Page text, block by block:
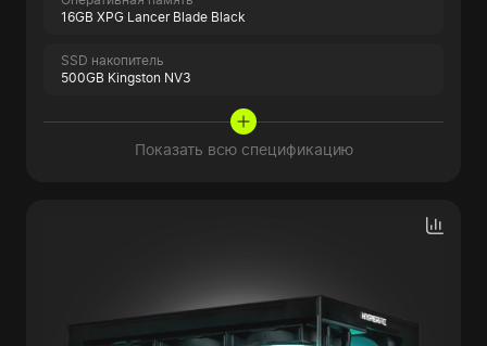
16GB XPG Lancer Blade Black
SSD накопитель
500GB Kingston NV3
Показать всю спецификацию